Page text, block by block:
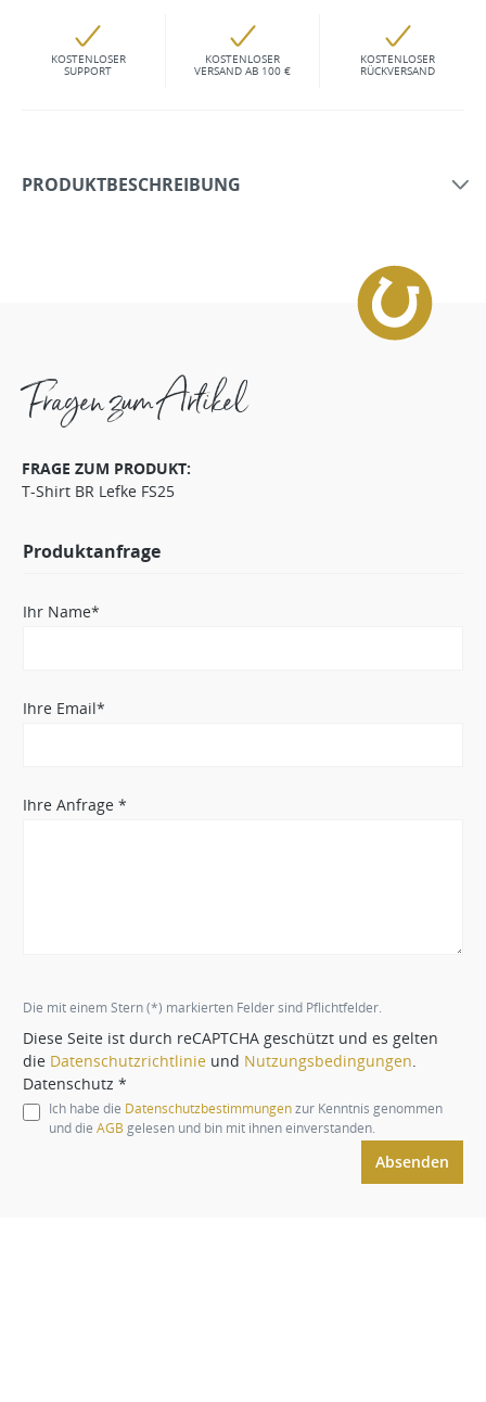
KOSTENLOSER
SUPPORT
KOSTENLOSER
VERSAND AB 100 €
KOSTENLOSER
RÜCKVERSAND
PRODUKTBESCHREIBUNG
Fragen zum Artikel
FRAGE ZUM PRODUKT:
T-Shirt BR Lefke FS25
Produktanfrage
Ihr Name*
Ihre Email*
Ihre Anfrage *
Die mit einem Stern (*) markierten Felder sind Pflichtfelder.
Diese Seite ist durch reCAPTCHA geschützt und es gelten
die Datenschutzrichtlinie und Nutzungsbedingungen
Datenschutz *
Ich habe die Datenschutzbestimmungenzur Kenntnis genommen
und die AGB gelesen und bin mit ihnen einverstanden.
Absenden